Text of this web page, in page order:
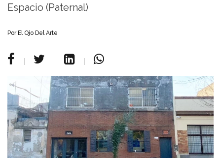
Espacio (Paternal)
Por El Ojo Del Arte